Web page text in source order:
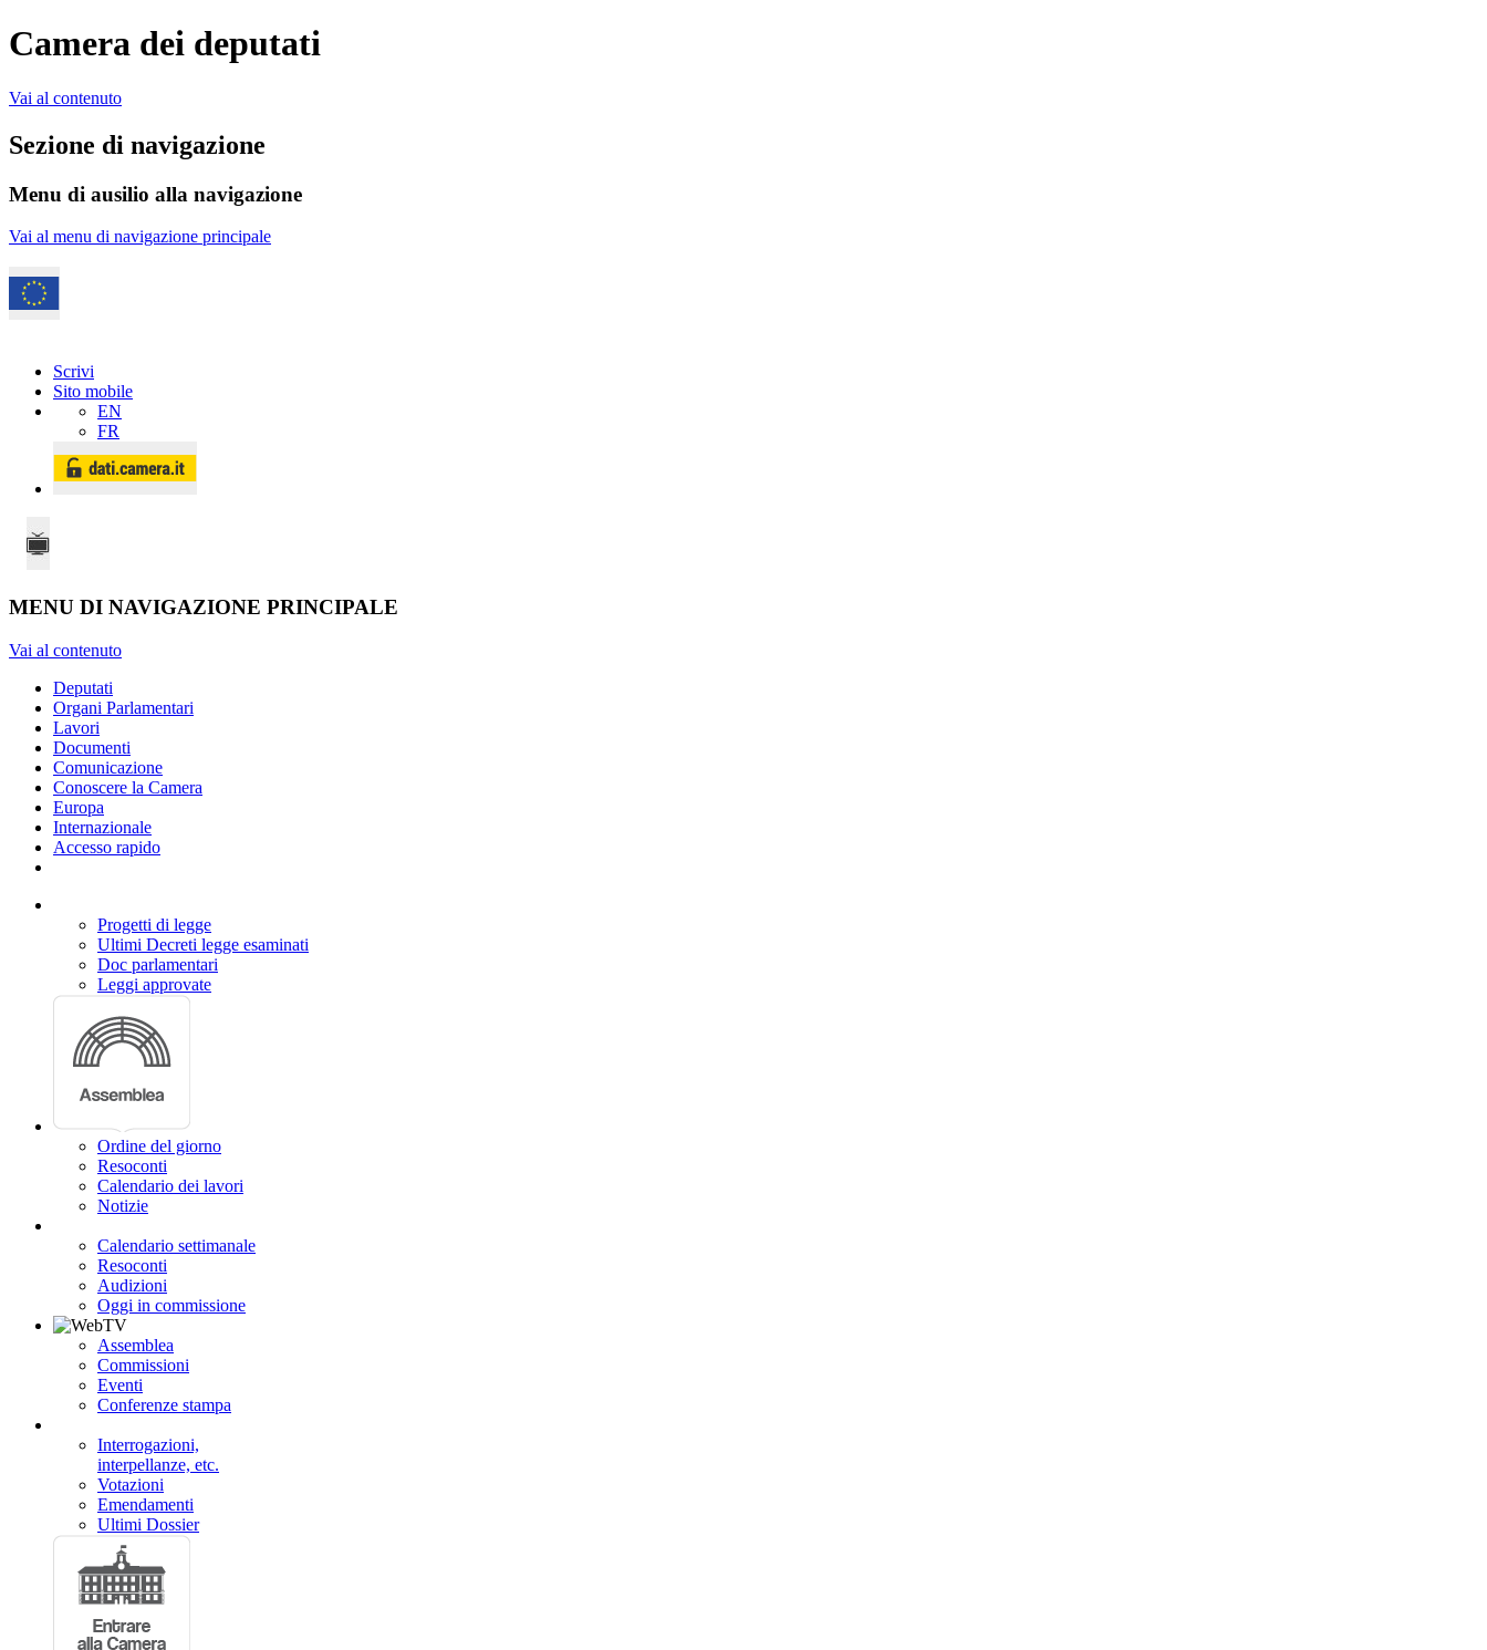
Camera dei deputati
Vai al contenuto
Sezione di navigazione
Menu di ausilio alla navigazione
Vai al menu di navigazione principale
Scrivi
Sito mobile
EN
FR
MENU DI NAVIGAZIONE PRINCIPALE
Vai al contenuto
Deputati
Organi Parlamentari
Lavori
Documenti
Comunicazione
Conoscere la Camera
Europa
Internazionale
Accesso rapido
Progetti di legge
Ultimi Decreti legge esaminati
Doc parlamentari
Leggi approvate
Ordine del giorno
Resoconti
Calendario dei lavori
Notizie
Calendario settimanale
Resoconti
Audizioni
Oggi in commissione
Assemblea
Commissioni
Eventi
Conferenze stampa
Interrogazioni,
interpellanze, etc.
Votazioni
Emendamenti
Ultimi Dossier